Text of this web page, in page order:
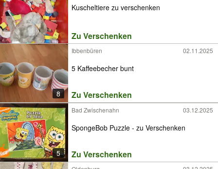
Kuscheltiere zu verschenken
Zu Verschenken
8
Ibbenbüren 02.11.2025
5 Kaffeebecher bunt
Zu Verschenken
5
Bad Zwischenahn 03.12.2025
SpongeBob Puzzle - zu Verschenken
Zu Verschenken